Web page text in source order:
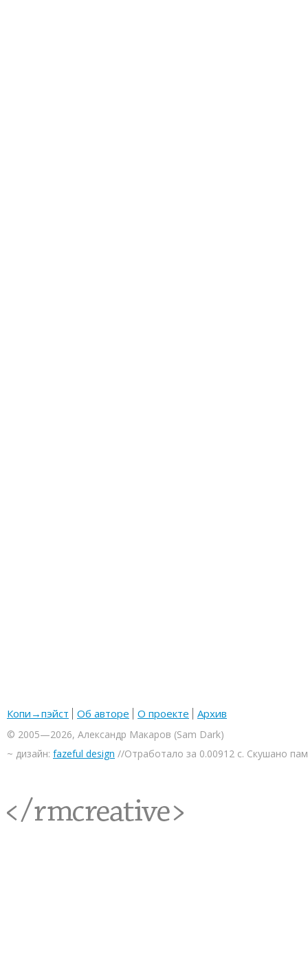
Копи→пэйст Об авторе О проекте Архив
© 2005—2026, Александр Макаров (Sam Dark)
~ дизайн: fazeful design //Отработало за 0.00912 с. Скушано
<rmcreative/>